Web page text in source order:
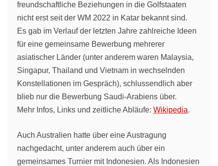
freundschaftliche Beziehungen in die Golfstaaten
nicht erst seit der WM 2022 in Katar bekannt sind.
Es gab im Verlauf der letzten Jahre zahlreiche Ideen
für eine gemeinsame Bewerbung mehrerer
asiatischer Länder (unter anderem waren Malaysia,
Singapur, Thailand und Vietnam in wechselnden
Konstellationen im Gespräch), schlussendlich aber
blieb nur die Bewerbung Saudi-Arabiens über.
Mehr Infos, Links und zeitliche Abläufe: Wikipedia.
Auch Australien hatte über eine Austragung
nachgedacht, unter anderem auch über ein
gemeinsames Turnier mit Indonesien. Als Indonesien